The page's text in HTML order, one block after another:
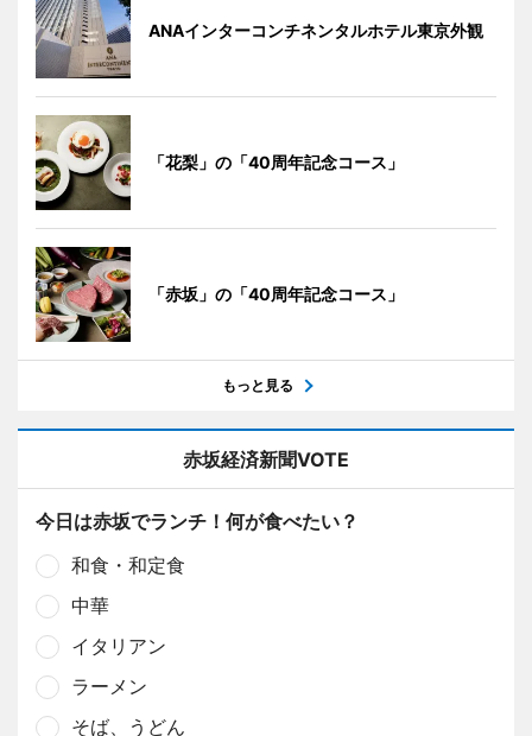
ANAインターコンチネンタルホテル東京外観
「花梨」の「40周年記念コース」
「赤坂」の「40周年記念コース」
もっと見る
赤坂経済新聞VOTE
今日は赤坂でランチ！何が食べたい？
和食・和定食
中華
イタリアン
ラーメン
そば、うどん